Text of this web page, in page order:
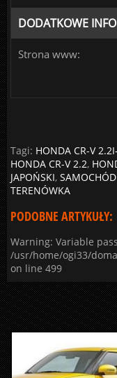
DODATKOWE
Strona www:
Tagi: HONDA CR-V
HONDA CR-V 2.2,
JAPOŃSKI,
TERENÓWKA
PODOBNE ARTYKUŁY:
Warning: Variable
/usr/home/ogi33/
on line 499